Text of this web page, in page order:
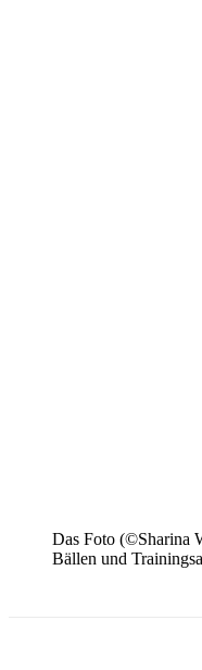
Das Foto (©Sharina
Bällen und